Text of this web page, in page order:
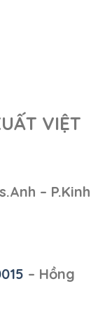
VIỆT
– P.Kinh
– Hồng